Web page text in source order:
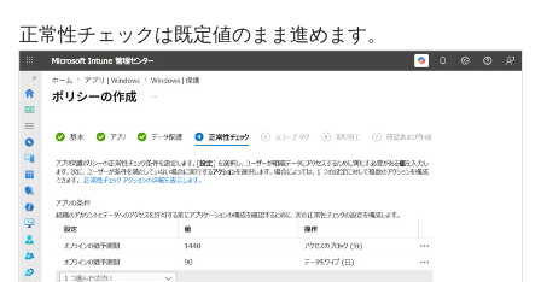
正常性チェックは既定値のまま進めます。